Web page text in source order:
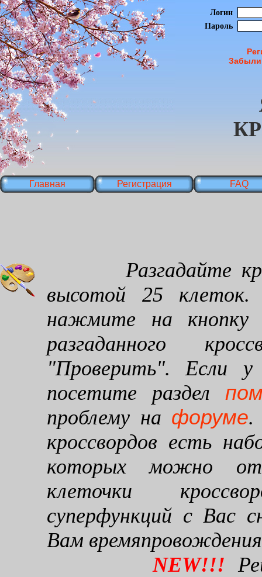
Логин
Пароль
Главная Регистрация FAQ
Разгадайте
высотой 25 клеток.
нажмите на кнопку
разгаданного
"Проверить". Если
посетите раздел
проблему на форуме.
кроссвордов есть
которых можно
клеточки
суперфункций с Вас
Вам
NEW!!!